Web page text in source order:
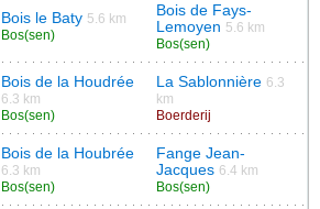
Bois le Baty 5.6 km
Bos(sen)
Bois de Fays-
Lemoyen 5.6 km
Bos(sen)
Bois de la Houdrée
6.3 km
Bos(sen)
La Sablonnière 6.3
km
Boerderij
Bois de la Houbrée
6.3 km
Bos(sen)
Fange Jean-
Jacques 6.4 km
Bos(sen)